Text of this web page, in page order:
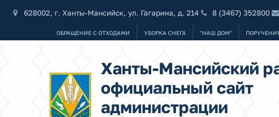
628002, г. Ханты-Мансийск, ул. Гагарина, д. 214 8 (3467) 352800
ОБРАЩЕНИЕ С ОТХОДАМИ УБОРКА СНЕГА "НАШ ДОМ"
Ханты-Мансийский
официальный сайт
администрации